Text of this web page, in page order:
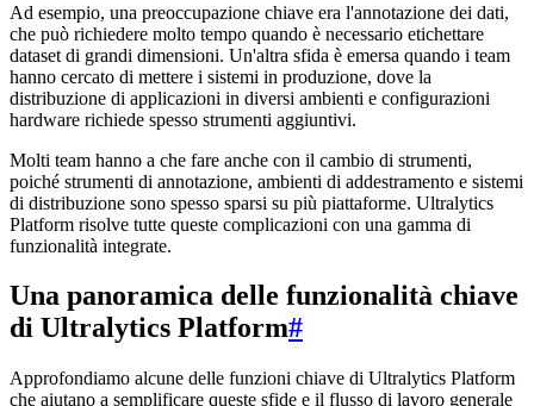
Ad esempio, una preoccupazione chiave era l'annotazione dei dati,
che può richiedere molto tempo quando è necessario etichettare
dataset di grandi dimensioni. Un'altra sfida è emersa quando i team
hanno cercato di mettere i sistemi in produzione, dove la
distribuzione di applicazioni in diversi ambienti e configurazioni
hardware richiede spesso strumenti aggiuntivi.
Molti team hanno a che fare anche con il cambio di strumenti,
poiché strumenti di annotazione, ambienti di addestramento e sistemi
di distribuzione sono spesso sparsi su più piattaforme. Ultralytics
Platform risolve tutte queste complicazioni con una gamma di
funzionalità integrate.
Una panoramica delle funzionalità chiave
di Ultralytics Platform#
Approfondiamo alcune delle funzioni chiave di Ultralytics Platform
che aiutano a semplificare queste sfide e il flusso di lavoro generale